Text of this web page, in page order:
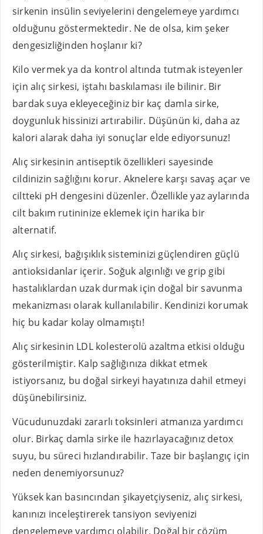
sirkenin insülin seviyelerini dengelemeye yardımcı
olduğunu göstermektedir. Ne de olsa, kim şeker
dengesizliğinden hoşlanır ki?
Kilo vermek ya da kontrol altında tutmak isteyenler
için alıç sirkesi, iştahı baskılaması ile bilinir. Bir
bardak suya ekleyeceğiniz bir kaç damla sirke,
doygunluk hissinizi artırabilir. Düşünün ki, daha az
kalori alarak daha iyi sonuçlar elde ediyorsunuz!
Alıç sirkesinin antiseptik özellikleri sayesinde
cildinizin sağlığını korur. Aknelere karşı savaş açar ve
ciltteki pH dengesini düzenler. Özellikle yaz aylarında
cilt bakım rutininize eklemek için harika bir
alternatif.
Alıç sirkesi, bağışıklık sisteminizi güçlendiren güçlü
antioksidanlar içerir. Soğuk algınlığı ve grip gibi
hastalıklardan uzak durmak için doğal bir savunma
mekanizması olarak kullanılabilir. Kendinizi korumak
hiç bu kadar kolay olmamıştı!
Alıç sirkesinin LDL kolesterolü azaltma etkisi olduğu
gösterilmiştir. Kalp sağlığınıza dikkat etmek
istiyorsanız, bu doğal sirkeyi hayatınıza dahil etmeyi
düşünebilirsiniz.
Vücudunuzdaki zararlı toksinleri atmanıza yardımcı
olur. Birkaç damla sirke ile hazırlayacağınız detox
suyu, bu süreci hızlandırabilir. Taze bir başlangıç için
neden denemiyorsunuz?
Yüksek kan basıncından şikayetçiyseniz, alıç sirkesi,
kanınızı inceleştirerek tansiyon seviyenizi
dengelemeye yardımcı olabilir. Doğal bir çözüm